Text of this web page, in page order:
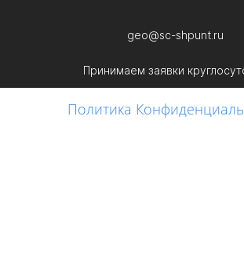
geo@sc-shpunt.ru
Принимаем заявки
Политика